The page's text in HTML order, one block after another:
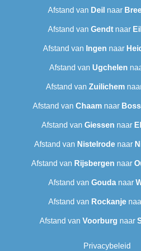
Afstand van Deil naar
Afstand van Gendtnaar
Afstand van Ingen naar
Afstand van Ugchelen
Afstand van Zuilichem
Afstand van Chaamnaar
Afstand van Giessen naar
Afstand van Nistelrodenaar
Afstand van Rijsbergen naar
Afstand van Goudanaar
Afstand van Rockanje
Afstand van Voorburg naar
Privacybeleid